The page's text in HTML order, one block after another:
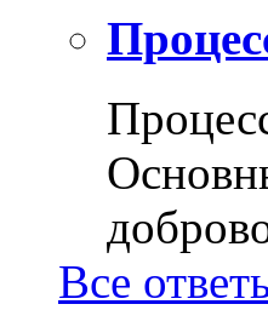
Все